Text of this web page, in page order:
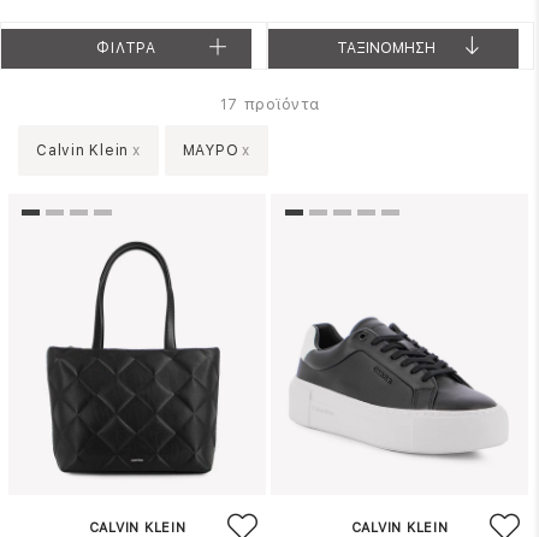
ΦΙΛΤΡΑ ΤΑΞΙΝΟΜΗΣΗ
17 προϊόντα
Calvin Klein x ΜΑΥΡΟ x
CALVIN KLEIN
CALVIN KLEIN